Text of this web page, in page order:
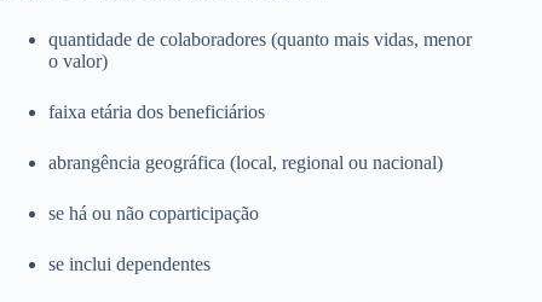
quantidade de colaboradores (quanto mais vidas, menor
o valor)
faixa etária dos beneficiários
abrangência geográfica (local, regional ou nacional)
se há ou não coparticipação
se inclui dependentes